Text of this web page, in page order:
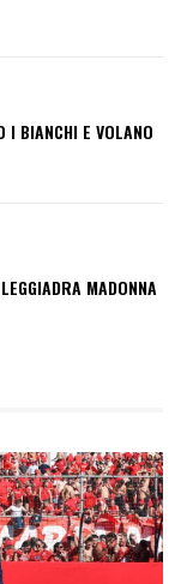
I BIANCHI E VOLANO
MADONNA